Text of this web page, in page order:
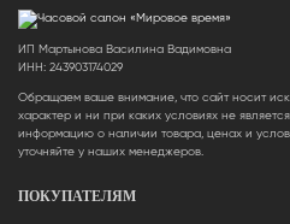
ИП Мартынова Василина Вадимовна
ИНН: 243903174029
Обращаем ваше внимание, что сайт носит
характер и ни при каких условиях не
информацию о наличии товара, ценах и
уточняйте у наших менеджеров.
ПОКУПАТЕЛЯМ